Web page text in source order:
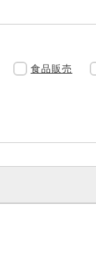
食品販売